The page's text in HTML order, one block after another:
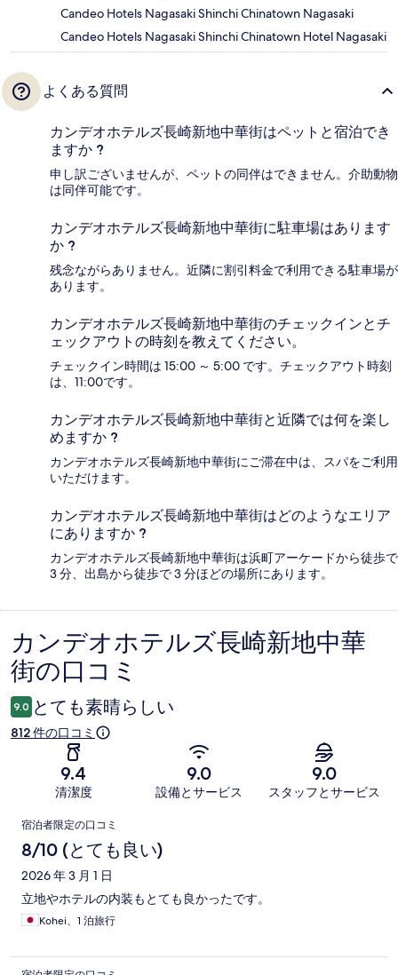
Candeo Hotels Nagasaki Shinchi Chinatown Nagasaki
Candeo Hotels Nagasaki Shinchi Chinatown Hotel Nagasaki
よくある質問
カンデオホテルズ長崎新地中華街はペットと宿泊でき
ますか ?
申し訳ございませんが、ペットの同伴はできません。介助動物
は同伴可能です。
カンデオホテルズ長崎新地中華街に駐車場はあります
か ?
残念ながらありません。近隣に割引料金で利用できる駐車場が
あります。
カンデオホテルズ長崎新地中華街のチェックインとチ
ェックアウトの時刻を教えてください。
チェックイン時間は 15:00 ～ 5:00 です。チェックアウト時刻
は、11:00です。
カンデオホテルズ長崎新地中華街と近隣では何を楽し
めますか ?
カンデオホテルズ長崎新地中華街にご滞在中は、スパをご利用
いただけます。
カンデオホテルズ長崎新地中華街はどのようなエリア
にありますか ?
カンデオホテルズ長崎新地中華街は浜町アーケードから徒歩で
3 分、出島から徒歩で 3 分ほどの場所にあります。
口
コ
ミ
カンデオホテルズ長崎新地中華
街の口コミ
9.0 とても素晴らしい
812 件の口コミ
9.4
清潔度
9.0
設備とサービス
9.0
スタッフとサービス
口
コ
ミ
宿泊者限定の口コミ
8/10 (とても良い)
2026 年 3 月 1 日
立地やホテルの内装もとても良かったです。
Kohei、1 泊旅行